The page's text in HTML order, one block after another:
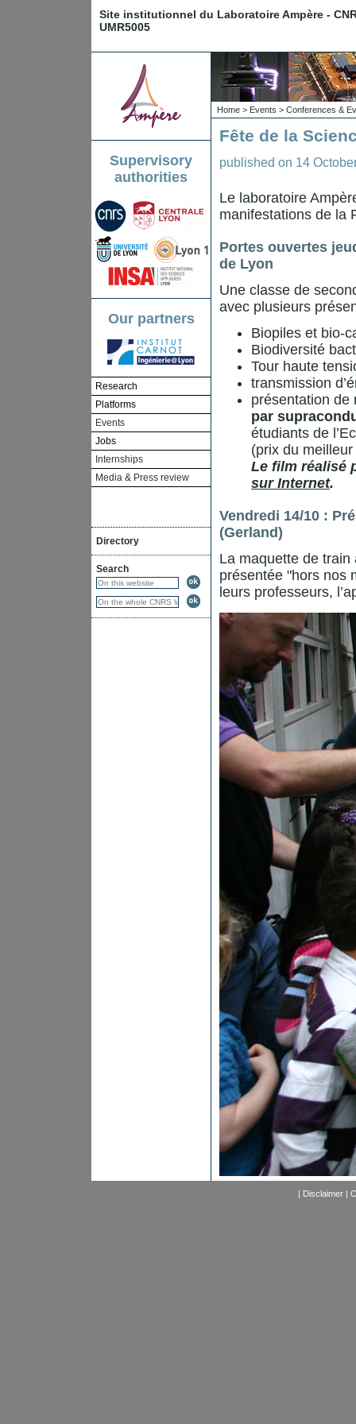
Site institutionnel du Laboratoire Ampère -
UMR5005
Supervisory
authorities
Our partners
Research
Platforms
Events
Jobs
Internships
Media & Press review
Directory
Search
Home > Events > Conferences &
Fête de la
published on 14
Le laboratoire
manifestations de la
Portes ouvertes
de Lyon
Une classe de
avec plusieurs
Biopiles et bio-
Biodiversité
Tour haute
transmission
présentation
par
étudiants de
(prix du
Le film réalisé
sur Internet.
Vendredi 14/10 :
(Gerland)
La maquette de
présentée "hors nos
leurs professeurs,
| Disclaimer|